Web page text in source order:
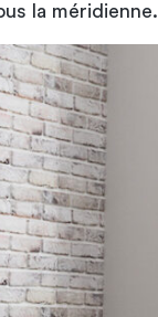
la méridienne.